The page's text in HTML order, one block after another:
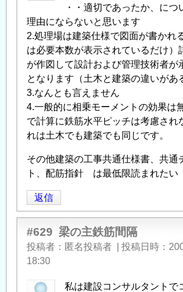
・・適切であったか、につ
理由にならないと思います
2.処理場は建築仕様で図面が書かれ
は必要本数が表示されているだけ）
が作図して設計および管理技術者が
となります（土木と建築の違いがあ
3.なんとも言えません
4.一般的に相乗モーメントの効果は
で計算に鉄筋水平ピッチは考慮され
れは土木でも建築でも同じです。
その他建築の工事共通仕様書、共通
ト、配筋指針 は最低限読まれたい
返信
#629 梁の主鉄筋間隔
投稿者 匿名投稿者 投稿日時
18:30
私は建設コンサルタントで